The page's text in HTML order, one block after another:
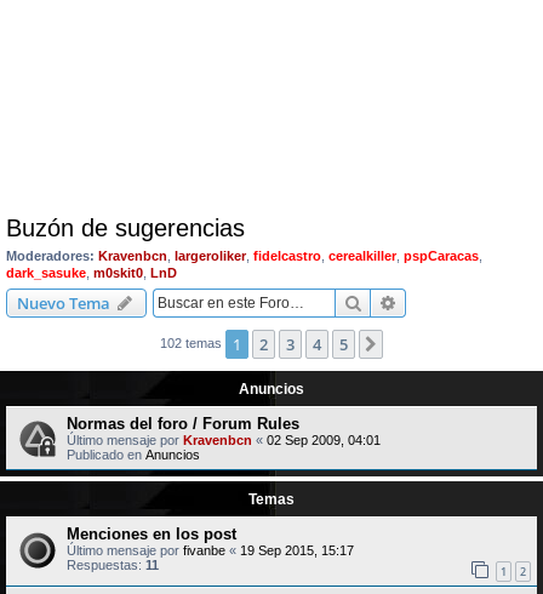
Buzón de sugerencias
Moderadores: Kravenbcn largeroliker, fidelcastro cerealkiller, pspCaracas
dark_sasuke m0skit0 LnD
Nuevo Tema Buscar
102 temas 1 2 3 4 5
Anuncios
Normas del foro / Forum Rules
Último mensaje por Kravenbcn « 02 Sep 2009, 04:01
Publicado en Anuncios
Temas
Menciones en los post
Último mensaje por fivanbe « 19 Sep 2015, 15:17
Respuestas: 11 1 2